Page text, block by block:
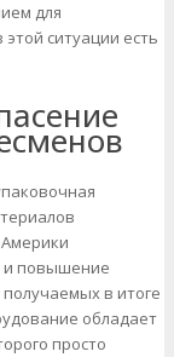
для
ситуации есть
и повышение
в итоге
обладает
просто